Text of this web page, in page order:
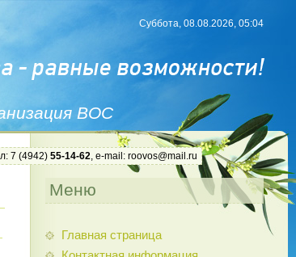
ВОС
Суббота, 08.08.2026, 05:04
7 (4942) 55-14-62, e-mail: roovos@mail.ru
Меню
Главная страница